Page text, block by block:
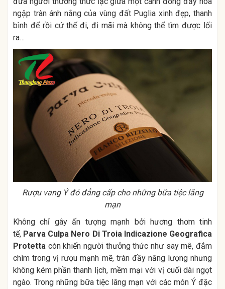
ngập tràn ánh nắng của vùng đất Puglia xinh đẹp, thanh
bình để rồi cứ thế đi, đi mãi mà không thể tìm được lối
ra…
Rượu vang Ý đỏ đẳng cấp cho những bữa tiệc lãng
mạn
Không chỉ gây ấn tượng mạnh bởi hương thơm tinh
tế, Parva Culpa Nero Di Troia Indicazione Geografica
Protetta còn khiến người thưởng thức như say mê, đắm
chìm trong vị rượu mạnh mẽ, tràn đầy năng lượng nhưng
không kém phần thanh lịch, mềm mại với vị cuối dài ngọt
ngào. Trong những bữa tiệc lãng mạn với các món Ý đặc